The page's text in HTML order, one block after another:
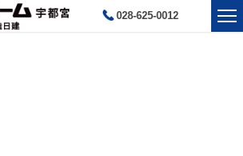
028-625-0012